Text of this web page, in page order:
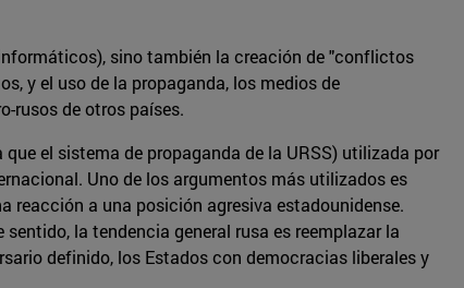
sino también la creación de "conflictos
y el uso de la propaganda, los medios de
rusos de otros países.
el sistema de propaganda de la URSS) utilizada por
Uno de los argumentos más utilizados es
reacción a una posición agresiva estadounidense.
la tendencia general rusa es reemplazar la
definido, los Estados con democracias liberales y